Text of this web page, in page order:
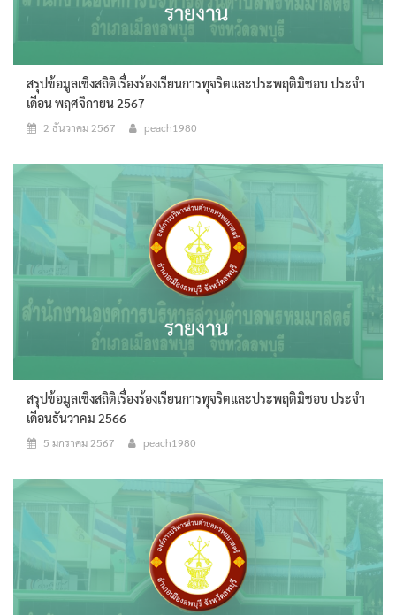
สรุปข้อมูลเชิงสถิติเรื่องร้องเรียนการทุจริตและประพฤติมิชอบ ประจำ
เดือน พฤศจิกายน 2567
2 ธันวาคม 2567 peach1980
สรุปข้อมูลเชิงสถิติเรื่องร้องเรียนการทุจริตและประพฤติมิชอบ ประจำ
เดือนธันวาคม 2566
5 มกราคม 2567 peach1980